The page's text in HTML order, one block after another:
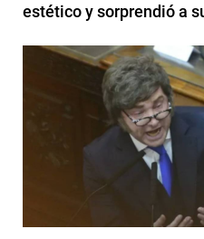
estético y sorprendió a